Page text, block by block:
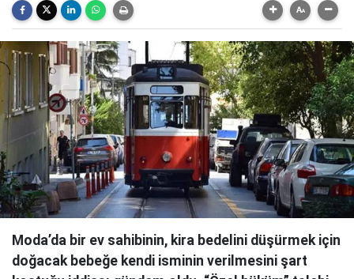
Moda’da bir ev sahibinin, kira bedelini düşürmek için
doğacak bebeğe kendi isminin verilmesini şart